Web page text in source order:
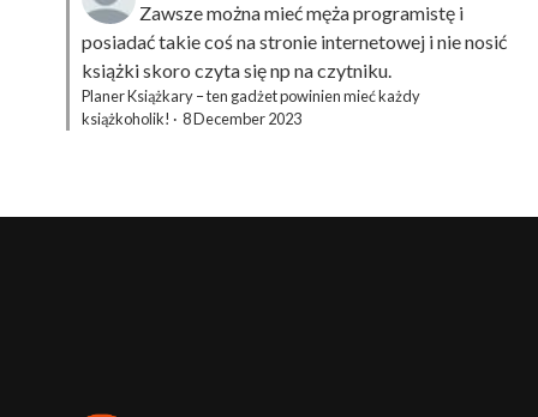
Zawsze można mieć męża programistę i
posiadać takie coś na stronie internetowej i nie nosić
książki skoro czyta się np na czytniku.
Planer Książkary – ten gadżet powinien mieć każdy
książkoholik! · 8 December 2023